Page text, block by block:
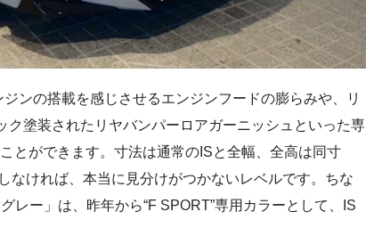
ンの搭載を感じさせるエンジンフードの膨らみや、リ
ク塗装された リヤバンパーロアガーニッシュといった専
とができます。寸法は通常のISと全幅、全高は同寸
なければ、本当に見分けがつかないレベルです。ちな
レー」は、昨年から“F SPORT”専用カラーとして、IS